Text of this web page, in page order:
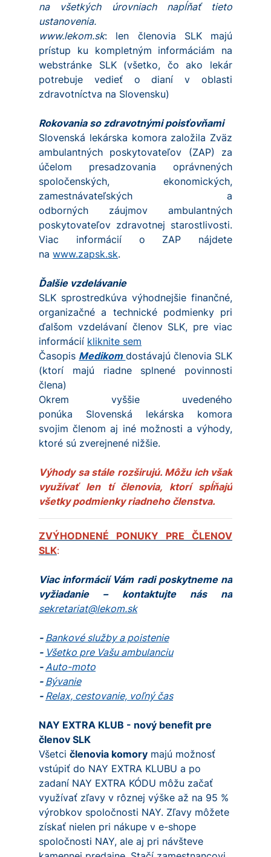
na všetkých úrovniach napĺňať tieto
ustanovenia.
www.lekom.sk: len členovia SLK majú
prístup ku kompletným informáciám na
webstránke SLK (všetko, čo ako lekár
potrebuje vedieť o dianí v oblasti
zdravotníctva na Slovensku)
Rokovania so zdravotnými poisťovňami
Slovenská lekárska komora založila Zväz
ambulantných poskytovateľov (ZAP) za
účelom presadzovania oprávnených
spoločenských, ekonomických,
zamestnávateľských a
odborných záujmov ambulantných
poskytovateľov zdravotnej starostlivosti.
Viac informácií o ZAP nájdete
na www.zapsk.sk.
Ďalšie vzdelávanie
SLK sprostredkúva výhodnejšie finančné,
organizačné a technické podmienky pri
ďalšom vzdelávaní členov SLK, pre viac
informácií kliknite sem
Časopis Medikom dostávajú členovia SLK
(ktorí majú riadne splnené povinnosti
člena)
Okrem vyššie uvedeného
ponúka Slovenská lekárska komora
svojim členom aj iné možnosti a výhody,
ktoré sú zverejnené nižšie.
Výhody sa stále rozširujú. Môžu ich však
využívať len tí členovia, ktorí spĺňajú
všetky podmienky riadneho členstva.
ZVÝHODNENÉ PONUKY PRE ČLENOV
SLK:
Viac informácií Vám radi poskytneme na
vyžiadanie – kontaktujte nás na
sekretariat@lekom.sk
- Bankové služby a poistenie
- Všetko pre Vašu ambulanciu
-Auto-moto
- Bývanie
- Relax, cestovanie, voľný čas
NAY EXTRA KLUB - nový benefit pre
členov SLK
Všetci členovia komory majú možnosť
vstúpiť do NAY EXTRA KLUBU a po
zadaní NAY EXTRA KÓDU môžu začať
využívať zľavy v rôznej výške až na 95 %
výrobkov spoločnosti NAY. Zľavy môžete
získať nielen pri nákupe v e-shope
spoločnosti NAY, ale aj pri návšteve